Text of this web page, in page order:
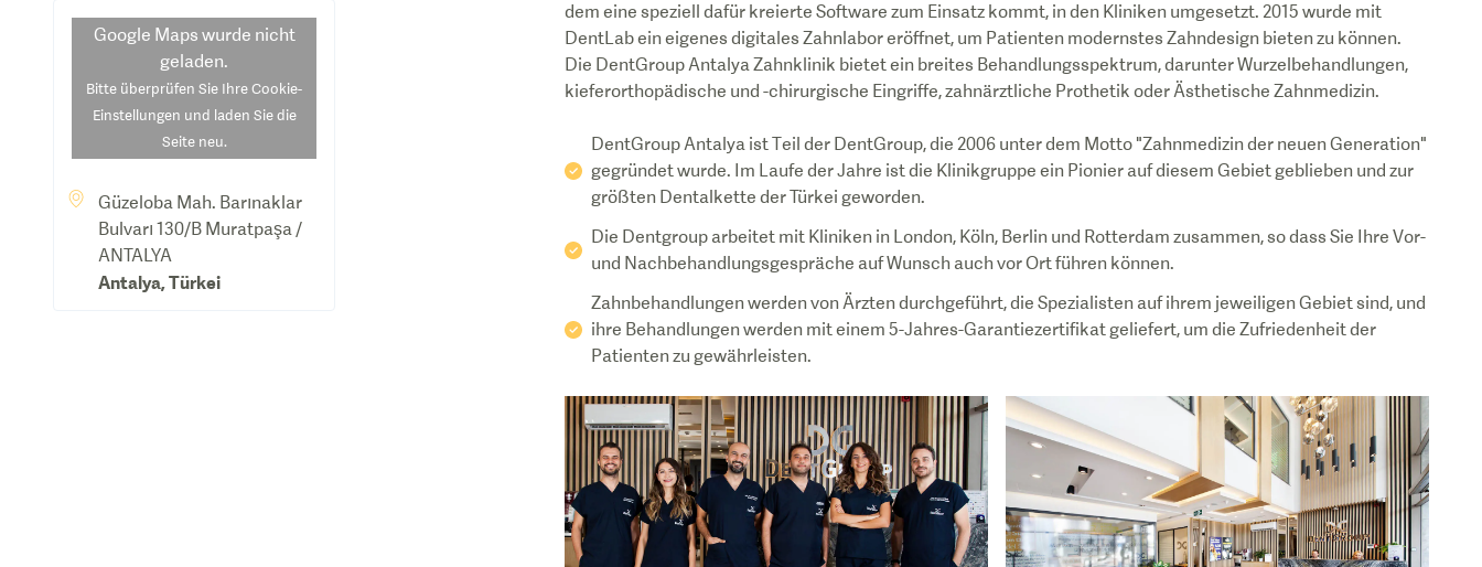
Google Maps wurde nicht
geladen.
Bitte überprüfen Sie Ihre Cookie-
Einstellungen und laden Sie die
Seite neu.
Güzeloba Mah. Barınaklar
Bulvarı 130/B Muratpaşa /
ANTALYA
Antalya,Türkei
dem eine speziell dafür kreierte Software zum Einsatz kommt, in den Kliniken umgesetzt. 2015 wurde mit
DentLab ein eigenes digitales Zahnlabor eröffnet, um Patienten modernstes Zahndesign bieten zu können.
Die DentGroup Antalya Zahnklinik bietet ein breites Behandlungsspektrum, darunter Wurzelbehandlungen,
kieferorthopädische und -chirurgische Eingriffe, zahnärztliche Prothetik oder Ästhetische Zahnmedizin.
DentGroup Antalya ist Teil der DentGroup, die 2006 unter dem Motto "Zahnmedizin der neuen Generation"
gegründet wurde. Im Laufe der Jahre ist die Klinikgruppe ein Pionier auf diesem Gebiet geblieben und zur
größten Dentalkette der Türkei geworden.
Die Dentgroup arbeitet mit Kliniken in London, Köln, Berlin und Rotterdam zusammen, so dass Sie Ihre Vor-
und Nachbehandlungsgespräche auf Wunsch auch vor Ort führen können.
Zahnbehandlungen werden von Ärzten durchgeführt, die Spezialisten auf ihrem jeweiligen Gebiet sind, und
ihre Behandlungen werden mit einem 5-Jahres-Garantiezertifikat geliefert, um die Zufriedenheit der
Patienten zu gewährleisten.